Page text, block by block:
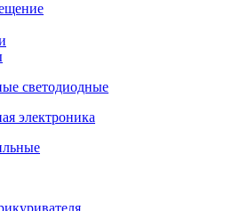
светодиодные
электроника